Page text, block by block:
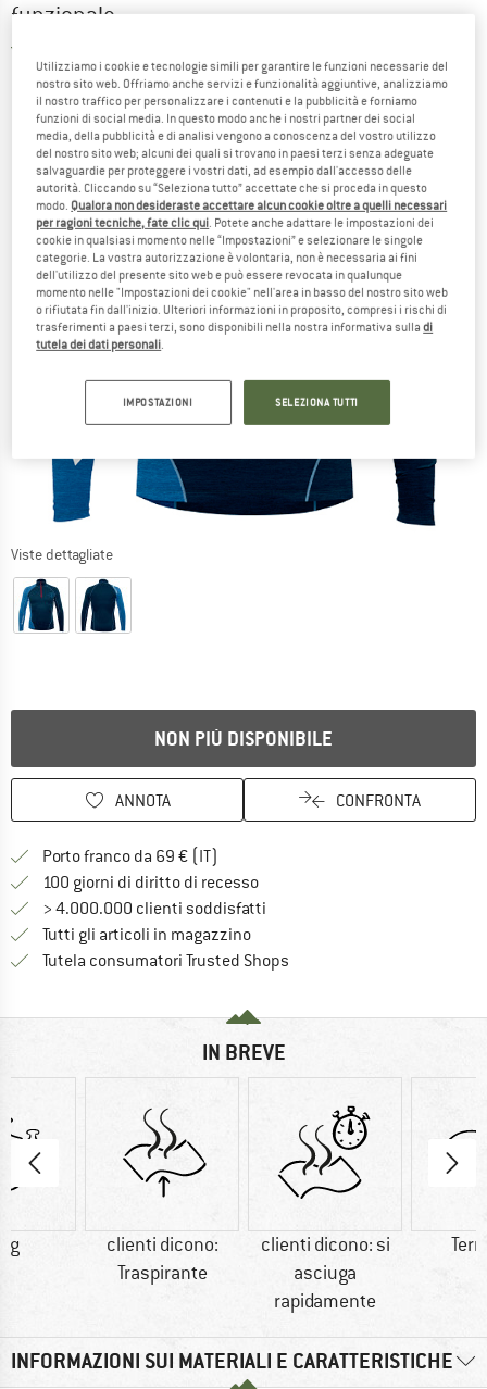
funzionale
Viste dettagliate
NON PIÙ DISPONIBILE
ANNOTA CONFRONTA
Porto franco da 69 € (IT)
100 giorni di diritto di recessoVai alla politica di recesso qui
> 4.000.000 clienti soddisfatti
Tutti gli articoli in magazzino
Tutela consumatori Trusted Shops
IN BREVE
g
clienti dicono:
Traspirante
clienti dicono: si
asciuga
rapidamente
INFORMAZIONI SUI MATERIALI E CARATTERISTICHE
Utilizziamo i cookie e tecnologie simili per garantire le funzioni necessarie del
nostro sito web. Offriamo anche servizi e funzionalità aggiuntive, analizziamo
il nostro traffico per personalizzare i contenuti e la pubblicità e forniamo
funzioni di social media. In questo modo anche i nostri partner dei social
media, della pubblicità e di analisi vengono a conoscenza del vostro utilizzo
del nostro sito web; alcuni dei quali si trovano in paesi terzi senza adeguate
salvaguardie per proteggere i vostri dati, ad esempio dall'accesso delle
autorità. Cliccando su “Seleziona tutto” accettate che si proceda in questo
modo. Qualora non desideraste accettare alcun cookie oltre a quelli necessari
per ragioni tecniche, fate clic qui . Potete anche adattare le impostazioni dei
cookie in qualsiasi momento nelle “Impostazioni” e selezionare le singole
categorie. La vostra autorizzazione è volontaria, non è necessaria ai fini
dell'utilizzo del presente sito web e può essere revocata in qualunque
momento nelle "Impostazioni dei cookie" nell'area in basso del nostro sito web
o rifiutata fin dall'inizio. Ulteriori informazioni in proposito, compresi i rischi di
trasferimenti a paesi terzi, sono disponibili nella nostra informativa sulladi
tutela dei dati personali
IMPOSTAZIONI SELEZIONA TUTTI